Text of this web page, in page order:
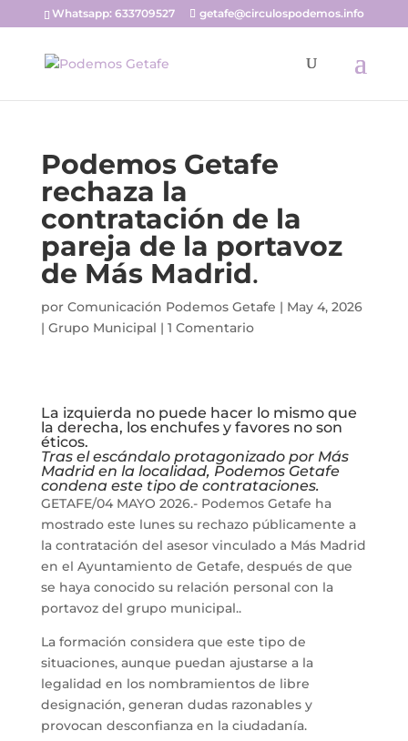
Whatsapp: 633709527 getafe@circulospodemos.info
Podemos Getafe
rechaza la
contratación de la
pareja de la portavoz
de Más Madrid.
por Comunicación Podemos Getafe | May 4, 2026
| Grupo Municipal | 1 Comentario
La izquierda no puede hacer lo mismo que
la derecha, los enchufes y favores no son
éticos.
Tras el escándalo protagonizado por Más
Madrid en la localidad, Podemos Getafe
condena este tipo de contrataciones.
GETAFE/04 MAYO 2026.- Podemos Getafe ha
mostrado este lunes su rechazo públicamente a
la contratación del asesor vinculado a Más Madrid
en el Ayuntamiento de Getafe, después de que
se haya conocido su relación personal con la
portavoz del grupo municipal..
La formación considera que este tipo de
situaciones, aunque puedan ajustarse a la
legalidad en los nombramientos de libre
designación, generan dudas razonables y
provocan desconfianza en la ciudadanía.